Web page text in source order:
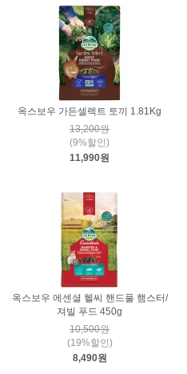
옥스보우 가든셀렉트 토끼 1.81Kg
13,200원
(9%할인)
11,990원
옥스보우 에센셜 헬씨 핸드풀 햄스터/
져빌 푸드 450g
10,500원
(19%할인)
8,490원